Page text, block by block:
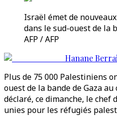
Israël émet de
dans le sud-ouest de la
AFP / AFP
Hanane Berrai
Plus de 75 000 Palestiniens
ouest de la bande de Gaza
déclaré, ce dimanche, le chef
unies pour les réfugiés